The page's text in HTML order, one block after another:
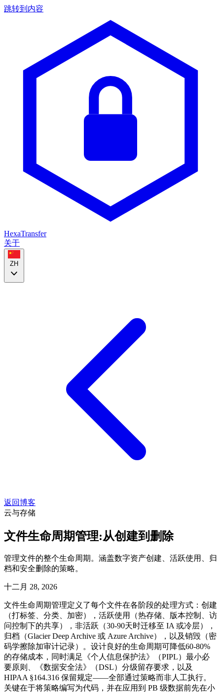
跳转到内容
HexaTransfer
关于
ZH
返回博客
云与存储
文件生命周期管理:从创建到删除
管理文件的整个生命周期。涵盖数字资产创建、活跃使用、归
档和安全删除的策略。
十二月 28, 2026
文件生命周期管理定义了每个文件在各阶段的处理方式：创建
（打标签、分类、加密），活跃使用（热存储、版本控制、访
问控制下的共享），非活跃（30-90天时迁移至 IA 或冷层），
归档（Glacier Deep Archive 或 Azure Archive），以及销毁（密
码学擦除加审计记录）。设计良好的生命周期可降低60-80%
的存储成本，同时满足《个人信息保护法》（PIPL）最小必
要原则、《数据安全法》（DSL）分级留存要求，以及
HIPAA §164.316 保留规定——全部通过策略而非人工执行。
关键在于将策略编写为代码，并在应用到 PB 级数据前先在小